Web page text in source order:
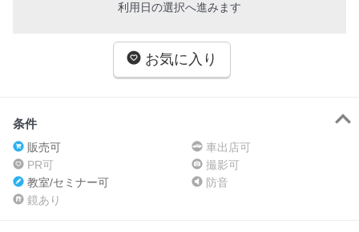
利用日の選択へ進みます
お気に入り
条件
販売可
車出店可
PR可
撮影可
教室/セミナー可
防音
鏡あり